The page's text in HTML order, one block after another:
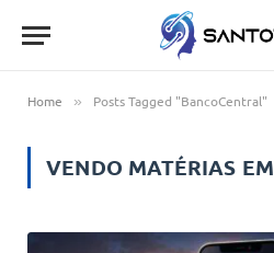
Home » Posts Tagged "BancoCentral"
VENDO MATÉRIAS EM